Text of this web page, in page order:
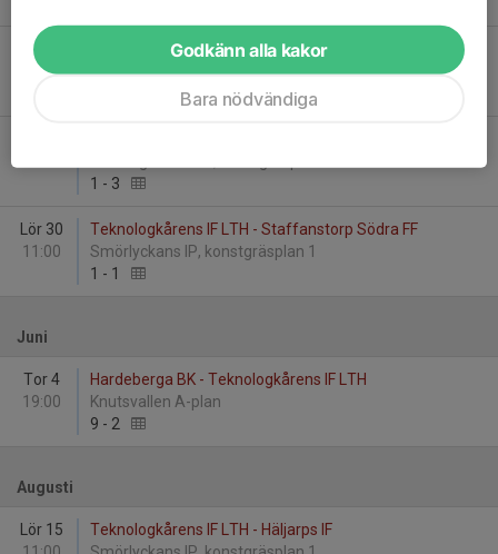
Sön 17
18:00
Teknologkårens IF LTH - Lödde FF
Smörlyckans IP, konstgräsplan 1
1 - 3
Lör 30
11:00
Teknologkårens IF LTH - Staffanstorp Södra FF
Smörlyckans IP, konstgräsplan 1
1 - 1
Juni
Tor 4
19:00
Hardeberga BK - Teknologkårens IF LTH
Knutsvallen A-plan
9 - 2
Augusti
Lör 15
Teknologkårens IF LTH - Häljarps IF
Godkänn alla kakor
Bara nödvändiga